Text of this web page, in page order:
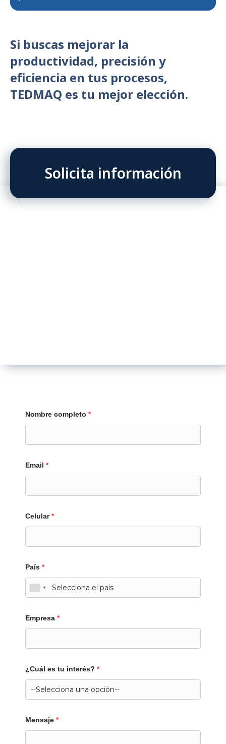
Si buscas mejorar la
productividad, precisión y
eficiencia en tus procesos,
TEDMAQ es tu mejor elección.
Solicita información
Nombre completo *
Email *
Celular *
País *
Empresa *
¿Cuál es tu interés? *
Mensaje *